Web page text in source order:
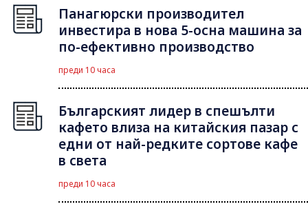
Панагюрски производител
инвестира в нова 5-осна машина за
по-ефективно производство
преди 10 часа
Българският лидер в спешълти
кафето влиза на китайския пазар с
едни от най-редките сортове кафе
в света
преди 10 часа